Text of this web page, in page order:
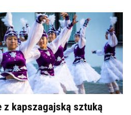
z kapszagajską sztuką